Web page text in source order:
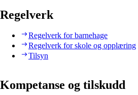
Regelverk
Regelverk for barnehage
Regelverk for skole og opplæring
Tilsyn
Kompetanse og tilskudd